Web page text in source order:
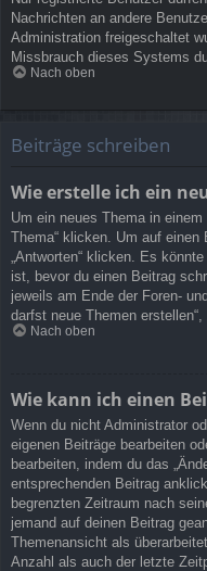
Nachrichten an andere
Administration freigeschaltet
Missbrauch dieses Systems
Nach oben
Beiträge schreiben
Wie erstelle ich ein
Um ein neues Thema in
Thema“ klicken. Um auf
„Antworten“ klicken. Es
ist, bevor du einen Beitrag
jeweils am Ende der Foren-
darfst neue Themen
Nach oben
Wie kann ich einen
Wenn du nicht Administrator
eigenen Beiträge bearbeiten
bearbeiten, indem du das
entsprechenden Beitrag
begrenzten Zeitraum nach
jemand auf deinen Beitrag
Themenansicht als
Anzahl als auch der letzte